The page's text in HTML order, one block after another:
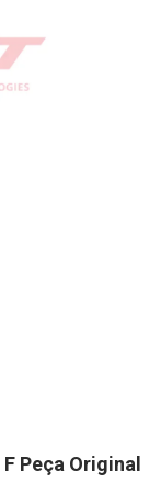
Peça Original